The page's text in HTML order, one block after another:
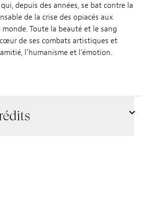
depuis des années, se bat contre la
de la crise des opiacés aux
Toute la beauté et le sang
de ses combats artistiques et
l’humanisme et l’émotion.